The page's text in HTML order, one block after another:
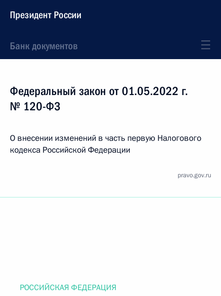
Президент России
Банк документов
Федеральный закон от 01.05.2022 г.
№ 120-ФЗ
О внесении изменений в часть первую Налогового
кодекса Российской Федерации
pravo.gov.ru
РОССИЙСКАЯ ФЕДЕРАЦИЯ